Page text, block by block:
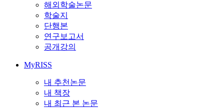
해외학술논문
학술지
단행본
연구보고서
공개강의
MyRISS
내 추천논문
내 책장
내 최근 본 논문